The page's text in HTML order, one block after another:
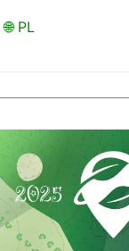
🌐 PL